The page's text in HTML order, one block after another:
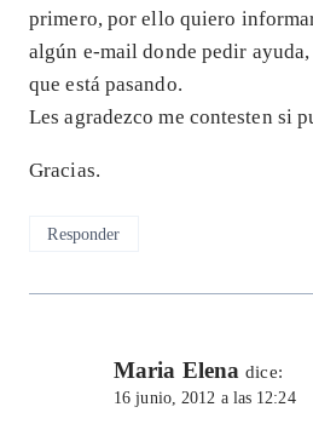
primero, por ello quiero
algún e-mail donde pedir
que está pasando.
Les agradezco me contesten si
Gracias.
Responder
Maria Elena dice:
16 junio, 2012 a las 12:24